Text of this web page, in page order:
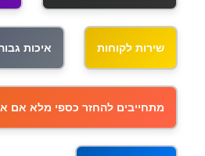
שירות לקוחות איכות
מתחייבים להחזר כספי מלא אם